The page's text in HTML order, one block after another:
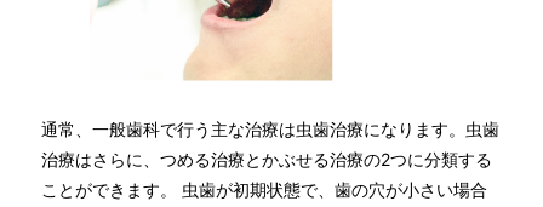
通常、一般歯科で行う主な治療は虫歯治療になります。虫歯
治療はさらに、つめる治療とかぶせる治療の2つに分類する
ことができます。 虫歯が初期状態で、歯の穴が小さい場合